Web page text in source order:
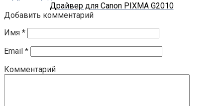
Драйвер для Canon PIXMA G2010
Добавить комментарий
Имя *
Email *
Комментарий